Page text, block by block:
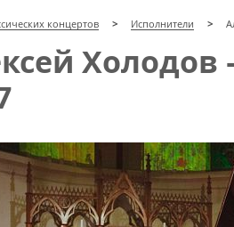
концертов Исполнители
Холодов